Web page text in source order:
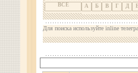
ВСЕ А Б В Г Д
Для поиска используйте inline